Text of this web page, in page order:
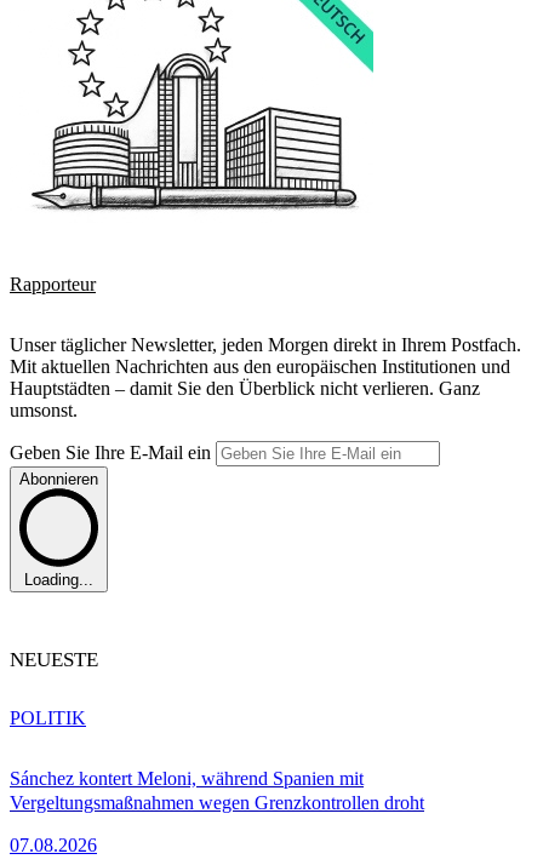
Rapporteur
Unser täglicher Newsletter, jeden Morgen direkt in Ihrem Postfach.
Mit aktuellen Nachrichten aus den europäischen Institutionen und
Hauptstädten – damit Sie den Überblick nicht verlieren. Ganz
umsonst.
Geben Sie Ihre E-Mail ein
Abonnieren
Loading...
NEUESTE
Sánchez kontert Meloni, während Spanien mit
Vergeltungsmaßnahmen wegen Grenzkontrollen droht
07.08.2026
POLITIK